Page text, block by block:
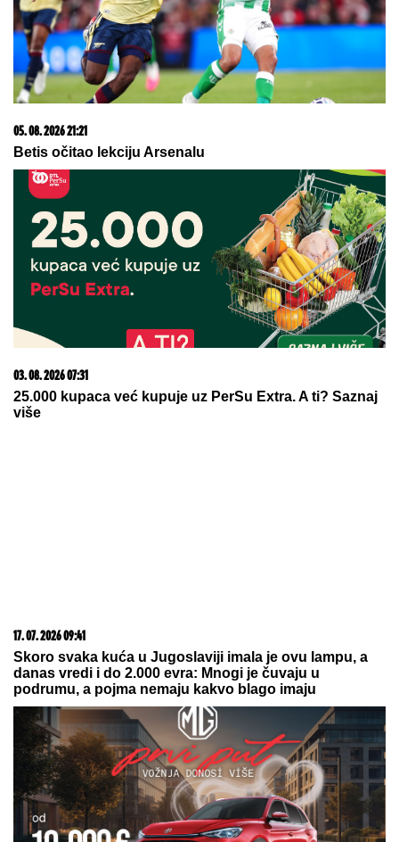
05. 08. 2026 21:21
Betis očitao lekciju Arsenalu
03. 08. 2026 07:31
25.000 kupaca već kupuje uz PerSu Extra. A ti? Saznaj
više
17. 07. 2026 09:41
Skoro svaka kuća u Jugoslaviji imala je ovu lampu, a
danas vredi i do 2.000 evra: Mnogi je čuvaju u
podrumu, a pojma nemaju kakvo blago imaju